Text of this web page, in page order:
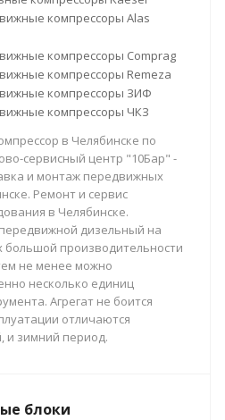
компрессоры Alas
компрессоры Comprag
компрессоры Remeza
компрессоры ЗИФ
компрессоры ЧКЗ
в Челябинске по
сервисный центр "10Бар" -
и монтаж передвижных
Ремонт и сервис
в Челябинске.
дизельный на
производительности
не менее можно
несколько единиц
Агрегат не боится
отличаются
и зимний период.
блоки